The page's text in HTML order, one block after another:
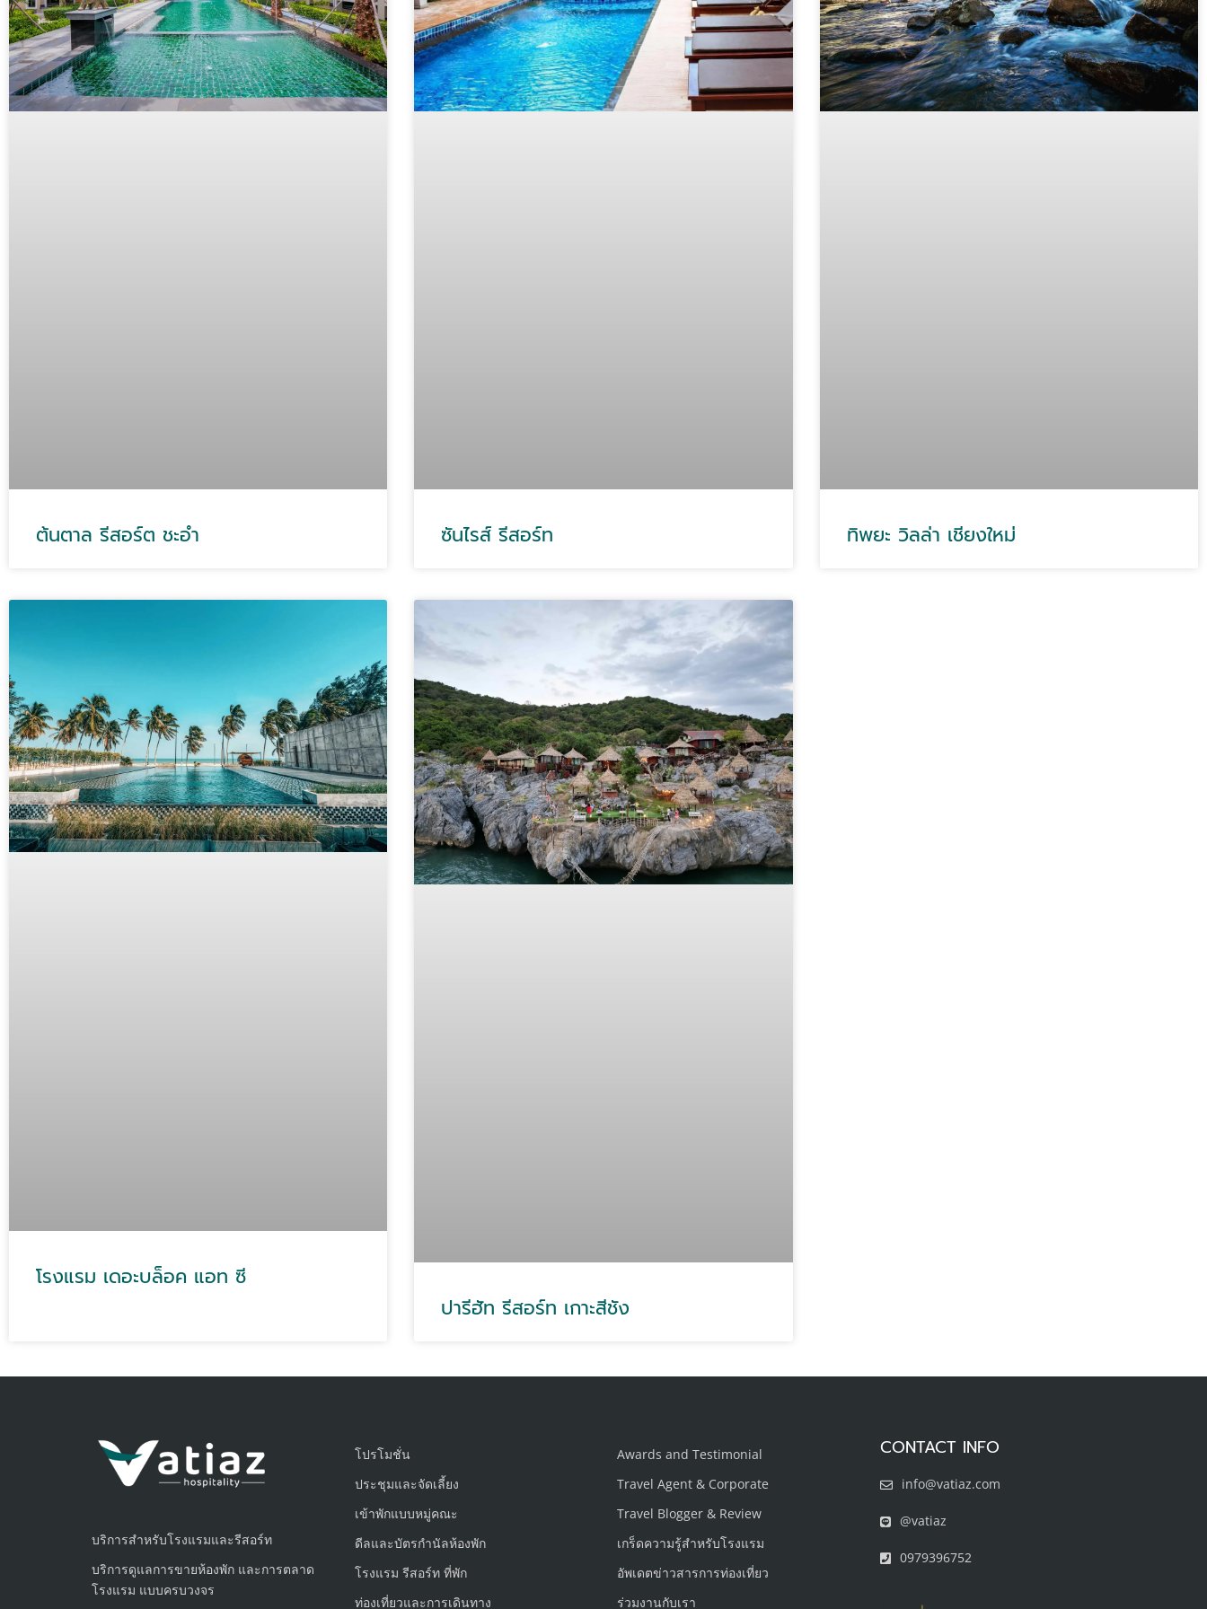
ต้นตาล รีสอร์ต ชะอำ ซันไรส์ รีสอร์ท ทิพยะ วิลล่า เชียงใหม่
โรงแรม เดอะบล็อค แอท ซี
ปารีฮัท รีสอร์ท เกาะสีชัง
บริการสำหรับโรงแรมและรีสอร์ท
บริการดูแลการขายห้องพัก และการตลาด
โรงแรม แบบครบวงจร
โปรโมชั่น
ประชุมและจัดเลี้ยง
เข้าพักแบบหมู่คณะ
ดีลและบัตรกำนัลห้องพัก
โรงแรม รีสอร์ท ที่พัก
ท่องเที่ยวและการเดินทาง
Awards and Testimonial
Travel Agent & Corporate
Travel Blogger & Review
เกร็ดความรู้สำหรับโรงแรม
อัพเดตข่าวสารการท่องเที่ยว
ร่วมงานกับเรา
CONTACT INFO
info@vatiaz.com
@vatiaz
0979396752